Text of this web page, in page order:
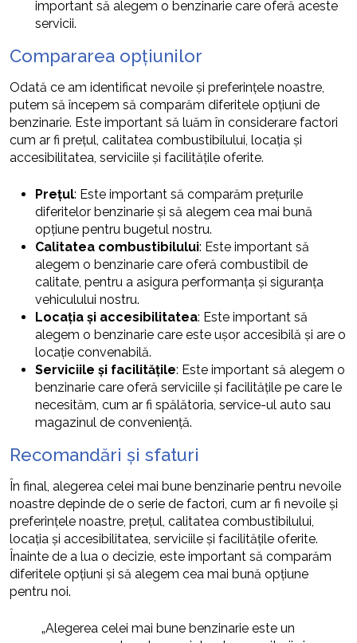
important să alegem o benzinarie care oferă aceste
servicii.
Compararea opțiunilor
Odată ce am identificat nevoile și preferințele noastre,
putem să începem să comparăm diferitele opțiuni de
benzinarie. Este important să luăm în considerare factori
cum ar fi prețul, calitatea combustibilului, locația și
accesibilitatea, serviciile și facilitățile oferite.
Prețul: Este important să comparăm prețurile
diferitelor benzinarie și să alegem cea mai bună
opțiune pentru bugetul nostru.
Calitatea combustibilului: Este important să
alegem o benzinarie care oferă combustibil de
calitate, pentru a asigura performanța și siguranța
vehiculului nostru.
Locația și accesibilitatea: Este important să
alegem o benzinarie care este ușor accesibilă și are o
locație convenabilă.
Serviciile și facilitățile: Este important să alegem o
benzinarie care oferă serviciile și facilitățile pe care le
necesităm, cum ar fi spălătoria, service-ul auto sau
magazinul de conveniență.
Recomandări și sfaturi
În final, alegerea celei mai bune benzinarie pentru nevoile
noastre depinde de o serie de factori, cum ar fi nevoile și
preferințele noastre, prețul, calitatea combustibilului,
locația și accesibilitatea, serviciile și facilitățile oferite.
Înainte de a lua o decizie, este important să comparăm
diferitele opțiuni și să alegem cea mai bună opțiune
pentru noi.
„Alegerea celei mai bune benzinarie este un